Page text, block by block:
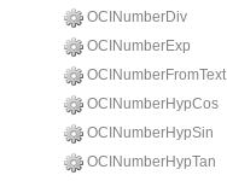
OCINumberDiv
OCINumberExp
OCINumberFromText
OCINumberHypCos
OCINumberHypSin
OCINumberHypTan